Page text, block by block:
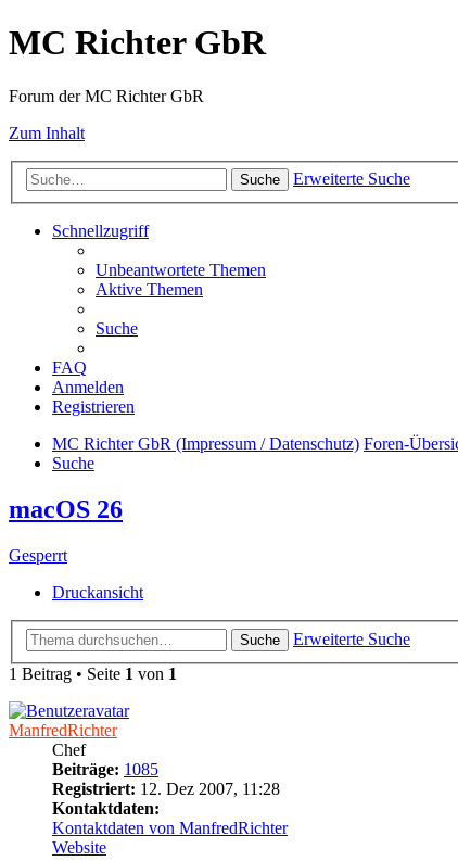
MC Richter GbR
Forum der MC Richter GbR
Zum Inhalt
Suche Erweiterte Suche
Schnellzugriff
Unbeantwortete Themen
Aktive Themen
Suche
FAQ
Anmelden
Registrieren
MC Richter GbR (Impressum / Datenschutz) Foren-
Suche
macOS 26
Gesperrt
Druckansicht
Suche
Erweiterte Suche
1 Beitrag • Seite 1 von 1
ManfredRichter
Chef
Beiträge: 1085
Registriert: 12. Dez 2007, 11:28
Kontaktdaten:
Kontaktdaten von ManfredRichter
Website